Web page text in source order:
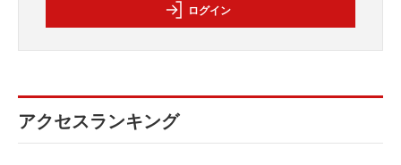
ログイン
アクセスランキング